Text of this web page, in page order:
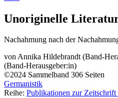
Unoriginelle
Nachahmung nach der
vonAnnika Hildebrandt (Band-
(Band-Herausgeber:in)
©2024 Sammelband 306 Seiten
Germanistik
Reihe: Publikationen zur